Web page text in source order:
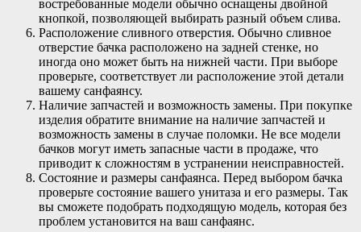
востребованные модели обычно оснащены двойной
кнопкой, позволяющей выбирать разный объем слива.
Расположение сливного отверстия. Обычно сливное
отверстие бачка расположено на задней стенке, но
иногда оно может быть на нижней части. При выборе
проверьте, соответствует ли расположение этой детали
вашему санфаянсу.
Наличие запчастей и возможность замены. При покупке
изделия обратите внимание на наличие запчастей и
возможность замены в случае поломки. Не все модели
бачков могут иметь запасные части в продаже, что
приводит к сложностям в устранении неисправностей.
Состояние и размеры санфаянса. Перед выбором бачка
проверьте состояние вашего унитаза и его размеры. Так
вы сможете подобрать подходящую модель, которая без
проблем установится на ваш санфаянс.